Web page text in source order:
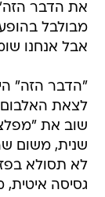
את הדבר
מבולבל
אבל אנחנו
לצאת
שוב את
שנית, משום
לא תסולא
גסיסה